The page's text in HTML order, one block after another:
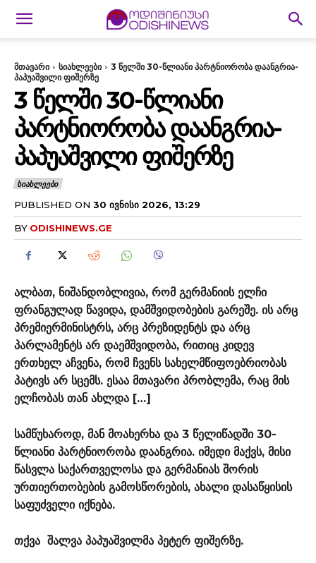
მთავარი სიახლეები
3 წელში 30-წლიანი პარტნიორობა დაანგრია-
პაპუაშვილი ფიშერზე
3 ᲬᲔᲚᲨᲘ 30-ᲬᲚᲘᲐᲜᲘ
ᲞᲐᲠᲢᲜᲘᲝᲠᲝᲑᲐ ᲓᲐᲐᲜᲒᲠᲘᲐ-
ᲞᲐᲞᲣᲐᲨᲕᲘᲚᲘ ᲤᲘᲨᲔᲠᲖᲔ
ᲡᲘᲐᲮᲚᲔᲔᲑᲘ
PUBLISHED ON 30 ᲘᲕᲜᲘᲡᲘ 2026, 13:29
BY ODISHINEWS.GE
ალბათ, ნიშანდობლივია, რომ გერმანიის ელჩი
ფრანგულად წავიდა, დამშვიდობების გარეშე. ის არც
პრემიერმინისტრს, არც პრეზიდენტს და არც
პარლამენტს არ დაემშვიდობა, რითიც კიდევ
ერთხელ აჩვენა, რომ ჩვენს სახელმწიფოებრიობას
პატივს არ სცემს. ესაა მთავარი პრობლემა, რაც მის
ელჩობას თან ახლდა […]
სამწუხაროდ, მან მოახერხა და 3 წელიწადში 30-
წლიანი პარტნიორობა დაანგრია. იმედი მაქვს, მისი
წასვლა საქართველოსა და გერმანიას შორის
ურთიერთობების გამოსწორების, ახალი დასაწყისის
საფუძველი იქნება.
თქვა შალვა პაპუაშვილმა პეტერ ფიშერზე.